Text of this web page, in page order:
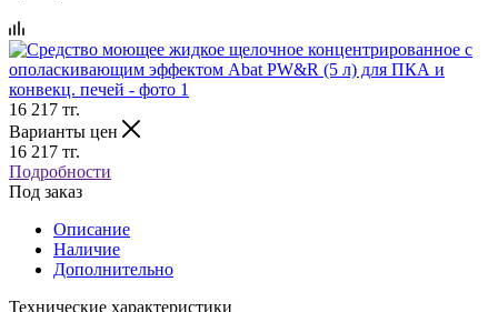
16 217 тг.
Варианты цен
16 217 тг.
Подробности
Под заказ
Описание
Наличие
Дополнительно
Технические характеристики